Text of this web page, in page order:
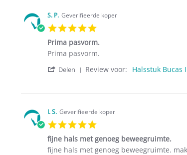
S. P. Geverifieerde koper
rating
Prima pasvorm.
Review
S.
17
2018
review
Prima
Prima pasvorm.
Delen
'
by
P.
on
17
Jan
2018
Review voor: Halsstuk Bucas
I. S. Geverifieerde koper
rating
fijne hals met genoeg beweegruimte.
Review
review
fijne hals met genoeg beweegruimte.